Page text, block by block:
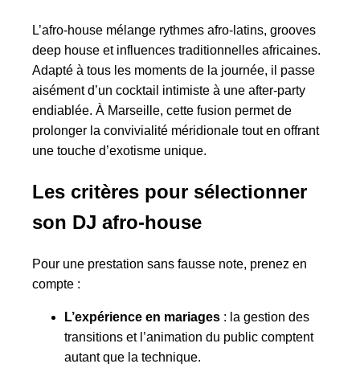
L’afro-house mélange rythmes afro-latins, grooves
deep house et influences traditionnelles africaines.
Adapté à tous les moments de la journée, il passe
aisément d’un cocktail intimiste à une after-party
endiablée. À Marseille, cette fusion permet de
prolonger la convivialité méridionale tout en offrant
une touche d’exotisme unique.
Les critères pour sélectionner
son DJ afro-house
Pour une prestation sans fausse note, prenez en
compte :
L’expérience en mariages : la gestion des
transitions et l’animation du public comptent
autant que la technique.